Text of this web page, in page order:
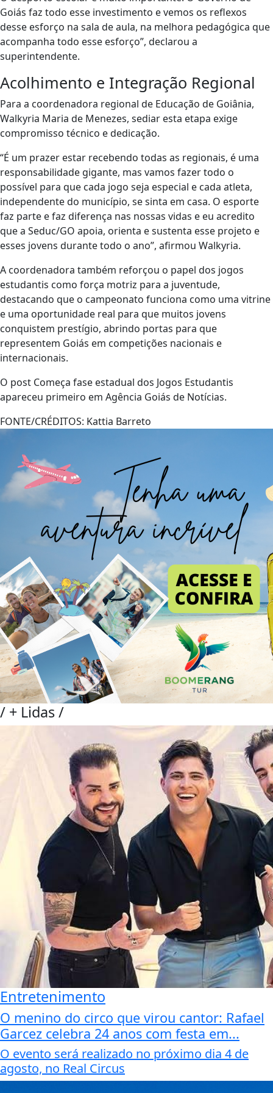
Goiás faz todo esse investimento e vemos os reflexos
desse esforço na sala de aula, na melhora pedagógica que
acompanha todo esse esforço”, declarou a
superintendente.
Acolhimento e Integração Regional
Para a coordenadora regional de Educação de Goiânia,
Walkyria Maria de Menezes, sediar esta etapa exige
compromisso técnico e dedicação.
“É um prazer estar recebendo todas as regionais, é uma
responsabilidade gigante, mas vamos fazer todo o
possível para que cada jogo seja especial e cada atleta,
independente do município, se sinta em casa. O esporte
faz parte e faz diferença nas nossas vidas e eu acredito
que a Seduc/GO apoia, orienta e sustenta esse projeto e
esses jovens durante todo o ano”, afirmou Walkyria.
A coordenadora também reforçou o papel dos jogos
estudantis como força motriz para a juventude,
destacando que o campeonato funciona como uma vitrine
e uma oportunidade real para que muitos jovens
conquistem prestígio, abrindo portas para que
representem Goiás em competições nacionais e
internacionais.
O post Começa fase estadual dos Jogos Estudantis
apareceu primeiro em Agência Goiás de Notícias.
FONTE/CRÉDITOS: Kattia Barreto
/ + Lidas/
Entretenimento
O menino do circo que virou cantor: Rafael
Garcez celebra 24 anos com festa em...
O evento será realizado no próximo dia 4 de
agosto, no Real Circus